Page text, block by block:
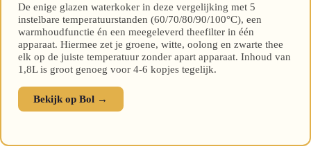
De enige glazen waterkoker in deze vergelijking met 5
instelbare temperatuurstanden (60/70/80/90/100°C), een
warmhoudfunctie én een meegeleverd theefilter in één
apparaat. Hiermee zet je groene, witte, oolong en zwarte thee
elk op de juiste temperatuur zonder apart apparaat. Inhoud van
1,8L is groot genoeg voor 4-6 kopjes tegelijk.
Bekijk op Bol →